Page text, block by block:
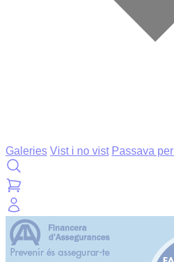
Galeries Vist i no vist Passava